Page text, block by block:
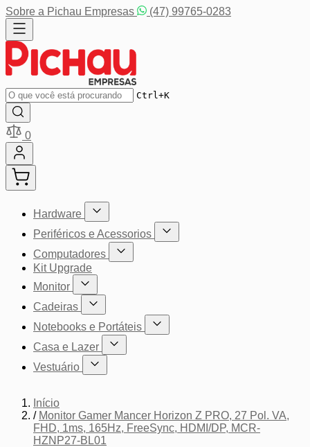
Pular para o conteúdo
Sobre a Pichau Empresas (47) 99765-0283
Buscar
Ctrl+K
0
Hardware
Mostrar submenu para a categoria Hardware
Periféricos e Acessorios
Mostrar submenu para a categoria
Computadores
Mostrar submenu para a categoria
Kit Upgrade
Monitor
Mostrar submenu para a categoria Monitor
Cadeiras
Mostrar submenu para a categoria Cadeiras
Notebooks e Portáteis
Mostrar submenu para a categoria
Casa e Lazer
Mostrar submenu para a categoria Casa e Lazer
Vestuário
Mostrar submenu para a categoria Vestuário
Início
/ Monitor Gamer Mancer Horizon Z PRO, 27 Pol. VA,
FHD, 1ms, 165Hz, FreeSync, HDMI/DP, MCR-
HZNP27-BL01